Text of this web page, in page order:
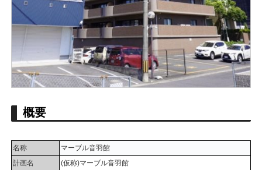
概要
名称
マーブル音羽館
計画名
(仮称)マーブル音羽館